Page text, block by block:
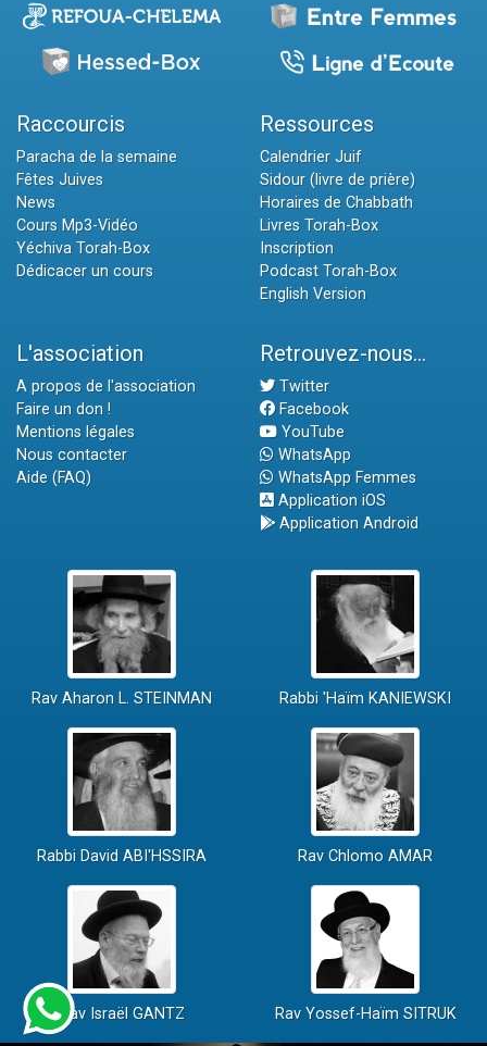
Raccourcis
Paracha de la semaine
Fêtes Juives
News
Cours Mp3-Vidéo
Yéchiva Torah-Box
Dédicacer un cours
Ressources
Calendrier Juif
Sidour (livre de prière)
Horaires de Chabbath
Livres Torah-Box
Inscription
Podcast Torah-Box
English Version
L'association
A propos de l'association
Faire un don !
Mentions légales
Nous contacter
Aide (FAQ)
Retrouvez-nous...
Twitter
Facebook
YouTube
WhatsApp
WhatsApp Femmes
Application iOS
Application Android
Rav Aharon L. STEINMAN Rabbi 'Haïm KANIEWSKI
Rabbi David ABI'HSSIRA Rav Chlomo AMAR
Rav Israël GANTZ Rav Yossef-Haïm SITRUK